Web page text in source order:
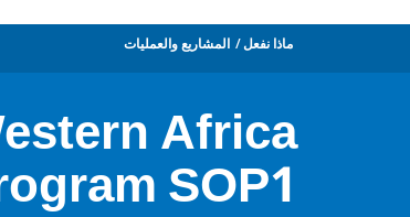
ماذا نفعل المشاريع والعمليات
Africa
SOP1